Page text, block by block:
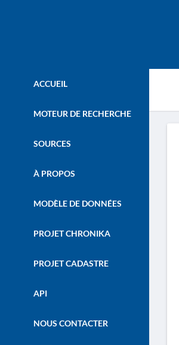
ACCUEIL
MOTEUR DE RECHERCHE
SOURCES
À PROPOS
MODÈLE DE DONNÉES
PROJET CHRONIKA
PROJET CADASTRE
API
NOUS CONTACTER